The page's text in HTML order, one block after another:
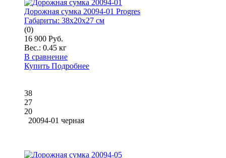
Дорожная сумка 20094-01 Progres
Габариты: 38x20x27 см
(0)
16 900 Руб.
Вес.: 0.45 кг
В сравнение
Купить Подробнее
38
27
20
20094-01 черная